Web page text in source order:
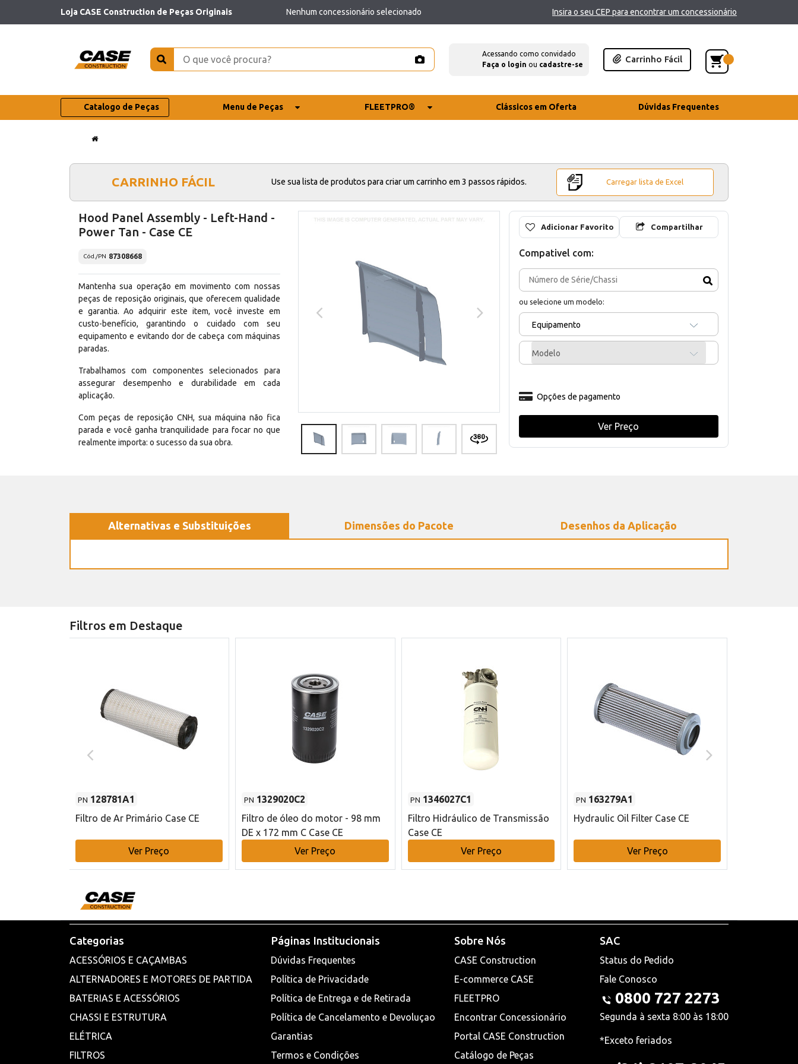
Loja CASE Construction de Peças Originais Nenhum concessionário selecionado Insira o seu CEP para encontrar um concessionário
Acessando como convidado
Faça o login ou cadastre-se
Carrinho Fácil
Catalogo de Peças Menu de Peças FLEETPRO® Clássicos em Oferta Dúvidas Frequentes
CARRINHO FÁCIL Use sua lista de produtos para criar um carrinho em 3 passos rápidos. Carregar lista de Excel
Hood Panel Assembly - Left-Hand -
Power Tan - Case CE
Cód./PN 87308668
Mantenha sua operação em movimento com nossas
peças de reposição originais, que oferecem qualidade
e garantia. Ao adquirir este item, você investe em
custo-benefício, garantindo o cuidado com seu
equipamento e evitando dor de cabeça com máquinas
paradas.
Trabalhamos com componentes selecionados para
assegurar desempenho e durabilidade em cada
aplicação.
Com peças de reposição CNH, sua máquina não fica
parada e você ganha tranquilidade para focar no que
realmente importa: o sucesso da sua obra.
Adicionar Favorito Compartilhar
Compativel com:
ou selecione um modelo:
Equipamento
Modelo
Opções de pagamento
Ver Preço
Alternativas e Substituições Dimensões do Pacote Desenhos da Aplicação
Filtros em Destaque
PN 128781A1
Filtro de Ar Primário Case CE
Ver Preço
PN 1329020C2
Filtro de óleo do motor - 98 mm
DE x 172 mm C Case CE
Ver Preço
PN 1346027C1
Filtro Hidráulico de Transmissão
Case CE
Ver Preço
PN 163279A1
Hydraulic Oil Filter Case CE
Ver Preço
Categorias
ACESSÓRIOS E CAÇAMBAS
ALTERNADORES E MOTORES DE PARTIDA
BATERIAS E ACESSÓRIOS
CHASSI E ESTRUTURA
ELÉTRICA
FILTROS
Páginas Institucionais
Dúvidas Frequentes
Política de Privacidade
Política de Entrega e de Retirada
Política de Cancelamento e Devoluçao
Garantias
Termos e Condições
Sobre Nós
CASE Construction
E-commerce CASE
FLEETPRO
Encontrar Concessionário
Portal CASE Construction
Catálogo de Peças
SAC
Status do Pedido
Fale Conosco
0800 727 2273
Segunda à sexta 8:00 às 18:00
*Exceto feriados